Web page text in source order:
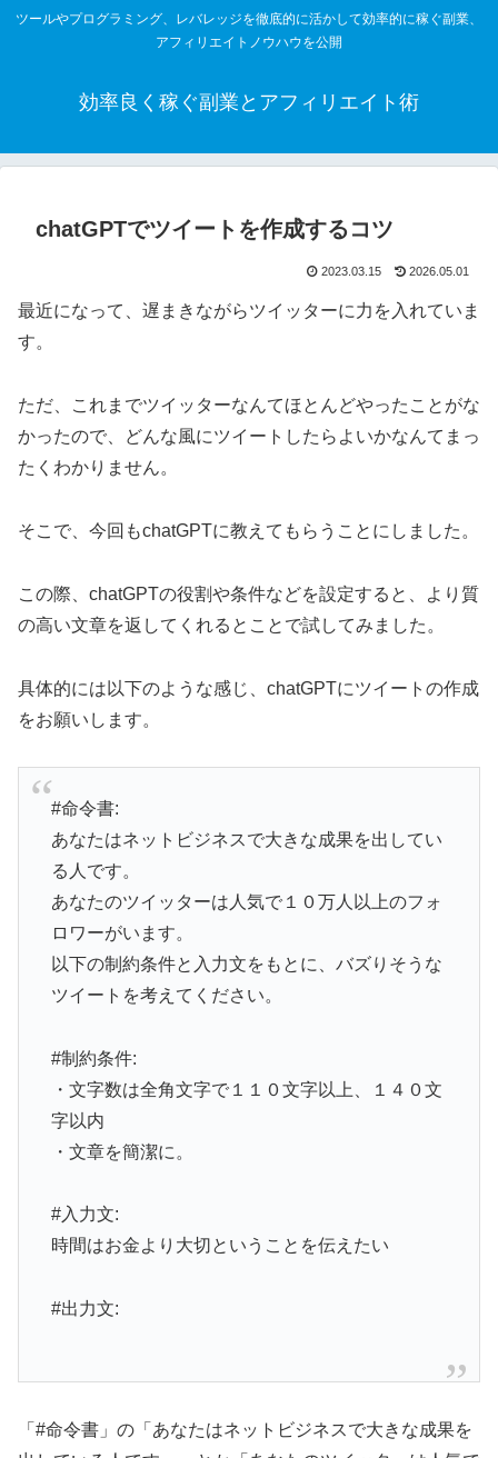
ツールやプログラミング、レバレッジを徹底的に活かして効率的に稼ぐ副業、
アフィリエイトノウハウを公開
効率良く稼ぐ副業とアフィリエイト術
chatGPTでツイートを作成するコツ
2023.03.15 2026.05.01
最近になって、遅まきながらツイッターに力を入れていま
す。
ただ、これまでツイッターなんてほとんどやったことがな
かったので、どんな風にツイートしたらよいかなんてまっ
たくわかりません。
そこで、今回もchatGPTに教えてもらうことにしました。
この際、chatGPTの役割や条件などを設定すると、より質
の高い文章を返してくれるとことで試してみました。
具体的には以下のような感じ、chatGPTにツイートの作成
をお願いします。
#命令書:
あなたはネットビジネスで大きな成果を出してい
る人です。
あなたのツイッターは人気で１０万人以上のフォ
ロワーがいます。
以下の制約条件と入力文をもとに、バズりそうな
ツイートを考えてください。
#制約条件:
・文字数は全角文字で１１０文字以上、１４０文
字以内
・文章を簡潔に。
#入力文:
時間はお金より大切ということを伝えたい
#出力文:
「#命令書」の「あなたはネットビジネスで大きな成果を